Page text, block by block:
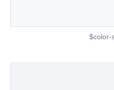
$color-